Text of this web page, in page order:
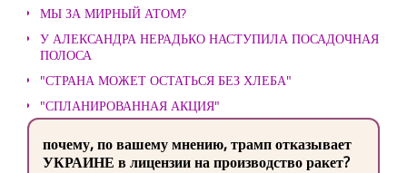
МЫ ЗА МИРНЫЙ АТОМ?
У АЛЕКСАНДРА НЕРАДЬКО НАСТУПИЛА ПОСАДОЧНАЯ
ПОЛОСА
"СТРАНА МОЖЕТ ОСТАТЬСЯ БЕЗ ХЛЕБА"
"СПЛАНИРОВАННАЯ АКЦИЯ"
почему, по вашему мнению, трамп отказывает
УКРАИНЕ в лицензии на производство ракет?